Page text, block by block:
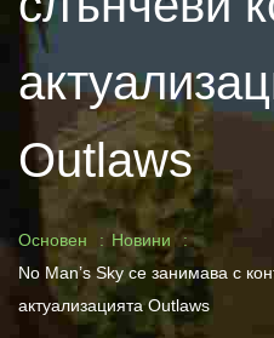
Outlaws
Основен
Новини
No Man’s Sky се занимава с
актуализацията Outlaws